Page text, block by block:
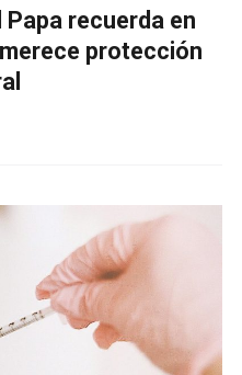
recuerda en
protección